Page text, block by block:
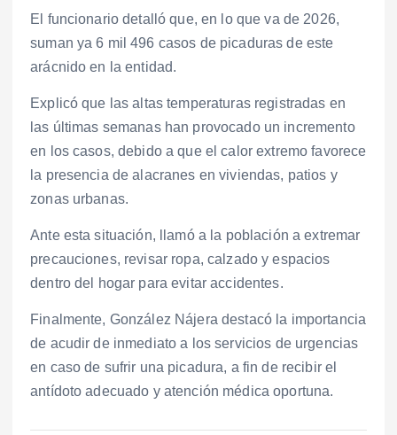
El funcionario detalló que, en lo que va de 2026,
suman ya 6 mil 496 casos de picaduras de este
arácnido en la entidad.
Explicó que las altas temperaturas registradas en
las últimas semanas han provocado un incremento
en los casos, debido a que el calor extremo favorece
la presencia de alacranes en viviendas, patios y
zonas urbanas.
Ante esta situación, llamó a la población a extremar
precauciones, revisar ropa, calzado y espacios
dentro del hogar para evitar accidentes.
Finalmente, González Nájera destacó la importancia
de acudir de inmediato a los servicios de urgencias
en caso de sufrir una picadura, a fin de recibir el
antídoto adecuado y atención médica oportuna.